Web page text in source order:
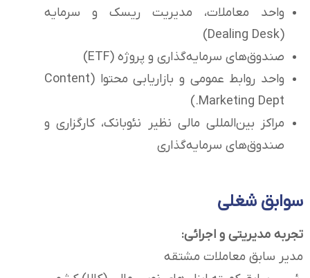
واحد معاملات، مدیریت ریسک و سرمایه
(Dealing Desk)
صندوق‌های سرمایه‌گذاری و پروژه (ETF)
واحد روابط عمومی و بازاریابی محتوا (Content
Marketing Dept.)
مراکز بین‌المللی مالی نظیر نئوبانک، کارگزاری و
صندوق‌های سرمایه‌گذاری
سوابق شغلی
تجربه مدیریتی و اجرائی:
مدیر سابق معاملات مشتقه